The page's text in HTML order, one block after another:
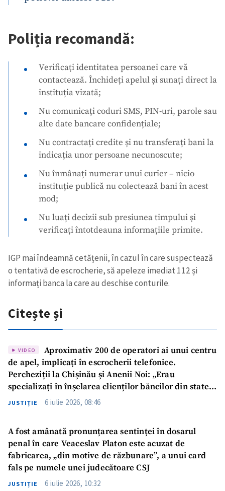
Poliția recomandă:
Verificați identitatea persoanei care vă
contactează. Închideți apelul și sunați direct la
instituția vizată;
Nu comunicați coduri SMS, PIN-uri, parole sau
alte date bancare confidențiale;
Nu contractați credite și nu transferați bani la
indicația unor persoane necunoscute;
Nu înmânați numerar unui curier – nicio
instituție publică nu colectează bani în acest
mod;
Nu luați decizii sub presiunea timpului și
verificați întotdeauna informațiile primite.
IGP mai îndeamnă cetățenii, în cazul în care suspectează
o tentativă de escrocherie, să apeleze imediat 112 și
informați banca la care au deschise conturile.
Citește și
VIDEO
Aproximativ 200 de operatori ai unui centru
de apel, implicați în escrocherii telefonice.
Percheziții la Chișinău și Anenii Noi: „Erau
specializați în înșelarea clienților băncilor din statele
UE”
JUSTIȚIE 6 iulie 2026, 08:46
A fost amânată pronunțarea sentinței în dosarul
penal în care Veaceslav Platon este acuzat de
fabricarea, „din motive de răzbunare”, a unui card
fals pe numele unei judecătoare CSJ
JUSTIȚIE 6 iulie 2026, 10:32